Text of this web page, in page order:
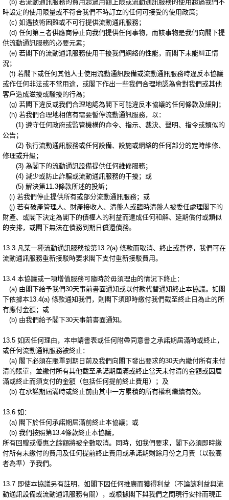
(b) 若流動通訊服務的費用超過用額上限或流動通訊服務的使用超過我們不
時設定的使用限量或不符合我們不時訂立的任何可接受的使用政策；
(c) 如遇技術困難或不可行提供流動通訊服務；
(d) 任何第三者供應商停止向我們提供任何事物，而該事物是我們向閣下提
供流動通訊服務的必要元素；
(e) 若閣下的流動通訊服務使用干擾我們網絡的性能，而閣下未能糾正情
況；
(f) 若閣下或任何其他人士使用流動通訊設備或流動通訊服務時違反本協議
或作任何非法或不當用途，或閣下作出一些我們合理地認為會對我們或其他
客戶造成滋擾或騷擾的行為；
(g) 若閣下違反或我們合理地認為閣下可能違反本協議的任何條款及細則；
(h) 若我們合理地相信有需要暫停流動通訊服務，以：
(1) 遵守任何政府或監管機構的命令、指示、裁決、聲明、指令或類似的
公告；
(2) 執行流動通訊服務或任何設備、設施或網絡的任何部分的定時維修、
修理或升級；
(3) 為閣下的流動通訊設備提供任何維修服務；
(4) 減少或防止詐騙或流動通訊服務的干擾；或
(5) 解決第11.3條款所述的投訴；
(i) 若我們停止提供所有或部分流動通訊服務；或
(j) 若有破產管理人、財產接收人、清盤人或臨時清盤人被委任處理閣下的
財產、或閣下決定為閣下的債權人的利益而達成任何和解、延期償付或類似
的安排，或閣下無法在債務到期日償還債務。
13.3 凡某一種流動通訊服務按第13.2(a) 條款而取消、終止或暫停，我們可在
流動通訊服務重新接駁時要求閣下支付重新接駁費用。
13.4 本協議或一項增值服務可隨時於毋須理由的情況下終止：
(a) 由閣下給予我們30天事前書面通知或以付款代替通知終止本協議。如閣
下依據本13.4(a) 條款通知我們，則閣下須即時繳付我們截至終止日為止的所
有應付金額；或
(b) 由我們給予閣下30天事前書面通知。
13.5 如因任何理由，本申請書表或任何附帶同意書之承諾期屆滿時或終止，
或任何流動通訊服務被終止：
(a) 閣下必須在賬單到期日前及我們向閣下發出要求的30天內繳付所有未付
清的賬單，並繳付所有其他截至承諾期屆滿或終止當天未付清的金額或因屆
滿或終止而須支付的金額（包括任何提前終止費用）；及
(b) 在承諾期屆滿時或終止前由其中一方累積的所有權利繼續有效。
13.6 如：
(a) 閣下於任何承諾期屆滿前終止本協議；或
(b) 我們按照第13.4條款終止本協議，
所有回贈或優惠之餘額將被全數取消。同時，如我們要求，閣下必須即時繳
付所有未繳付的費用及任何提前終止費用或承諾期剩餘月份之月費（以較高
者為準）予我們。
13.7 即使本協議另有註明，如閣下因任何推廣而獲得利益（不論該利益與流
動通訊設備或流動通訊服務有關），或根據閣下與我們之間現行安排而現正